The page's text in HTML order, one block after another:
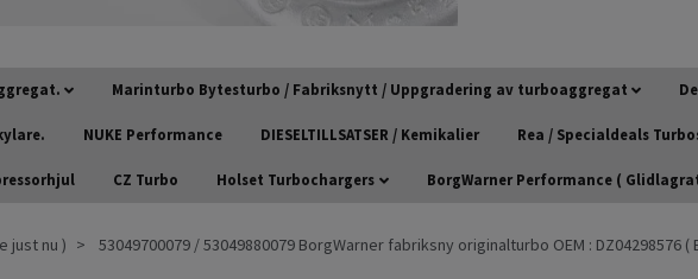
Marinturbo Bytesturbo / Fabriksnytt / Uppgradering av turboaggregat
NUKE Performance DIESELTILLSATSER / Kemikalier Rea / Specialdeals
CZ Turbo Holset Turbochargers BorgWarner Performance (
just nu ) 53049700079 / 53049880079 BorgWarner fabriksny originalturbo OEM : DZ04298576